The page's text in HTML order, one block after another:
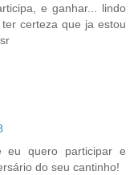
e ganhar... lindo
certeza que ja estou
eu quero participar e
do seu cantinho!